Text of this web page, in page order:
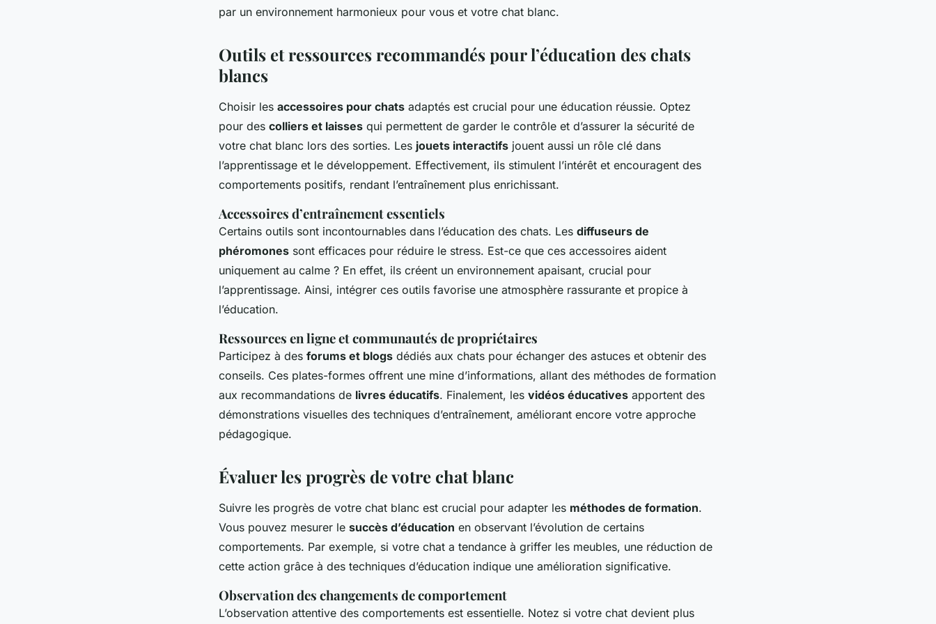
par un environnement harmonieux pour vous et votre chat blanc.
Outils et ressources recommandés pour l’éducation des chats
blancs
Choisir les accessoires pour chats adaptés est crucial pour une éducation réussie. Optez
pour des colliers et laisses qui permettent de garder le contrôle et d’assurer la sécurité de
votre chat blanc lors des sorties. Les jouets interactifs jouent aussi un rôle clé dans
l’apprentissage et le développement. Effectivement, ils stimulent l’intérêt et encouragent des
comportements positifs, rendant l’entraînement plus enrichissant.
Accessoires d’entraînement essentiels
Certains outils sont incontournables dans l’éducation des chats. Les diffuseurs de
phéromones sont efficaces pour réduire le stress. Est-ce que ces accessoires aident
uniquement au calme ? En effet, ils créent un environnement apaisant, crucial pour
l’apprentissage. Ainsi, intégrer ces outils favorise une atmosphère rassurante et propice à
l’éducation.
Ressources en ligne et communautés de propriétaires
Participez à des forums et blogs dédiés aux chats pour échanger des astuces et obtenir des
conseils. Ces plates-formes offrent une mine d’informations, allant des méthodes de formation
aux recommandations de livres éducatifs. Finalement, les vidéos éducatives apportent des
démonstrations visuelles des techniques d’entraînement, améliorant encore votre approche
pédagogique.
Évaluer les progrès de votre chat blanc
Suivre les progrès de votre chat blanc est crucial pour adapter les méthodes de formation.
Vous pouvez mesurer le succès d’éducation en observant l’évolution de certains
comportements. Par exemple, si votre chat a tendance à griffer les meubles, une réduction de
cette action grâce à des techniques d’éducation indique une amélioration significative.
Observation des changements de comportement
L’observation attentive des comportements est essentielle. Notez si votre chat devient plus